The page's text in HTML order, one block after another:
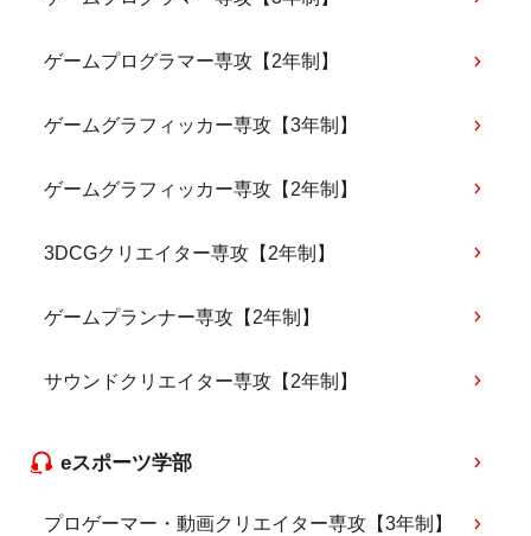
ゲームプログラマー専攻【2年制】
ゲームグラフィッカー専攻【3年制】
ゲームグラフィッカー専攻【2年制】
3DCGクリエイター専攻【2年制】
ゲームプランナー専攻【2年制】
サウンドクリエイター専攻【2年制】
eスポーツ学部
プロゲーマー・動画クリエイター専攻【3年制】